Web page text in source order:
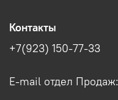
Контакты
+7(923) 150-77-33
E-mail отдел Продаж: